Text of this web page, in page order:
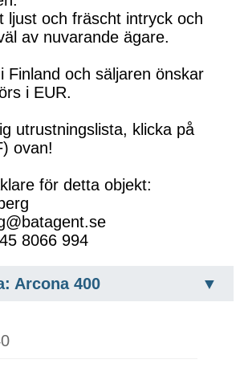
ljust och fräscht intryck och
av nuvarande ägare.
Finland och säljaren önskar
i EUR.
utrustningslista, klicka på
ovan!
för detta objekt:
8066 994
Arcona 400